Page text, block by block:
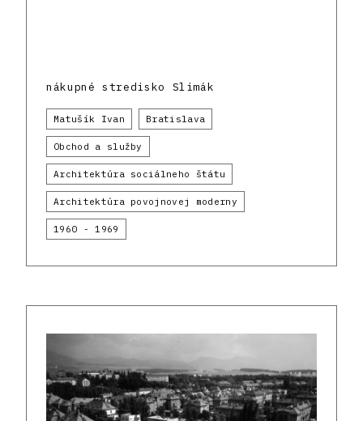
nákupné stredisko Slimák
Matušík Ivan Bratislava
Obchod a služby
Architektúra sociálneho štátu
Architektúra povojnovej moderny
1960 - 1969